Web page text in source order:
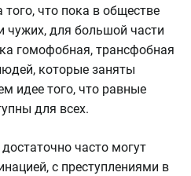
что пока в обществе
чужих, для большой части
гомофобная, трансфобная
которые заняты
идее того, что равные
для всех.
часто могут
с преступлениями в